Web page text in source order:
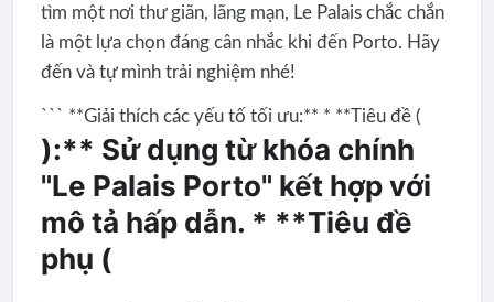
tìm một nơi thư giãn, lãng mạn, Le Palais chắc chắn
là một lựa chọn đáng cân nhắc khi đến Porto. Hãy
đến và tự mình trải nghiệm nhé!
``` **Giải thích các yếu tố tối ưu:** * **Tiêu đề (
):** Sử dụng từ khóa chính
"Le Palais Porto" kết hợp với
mô tả hấp dẫn. * **Tiêu đề
phụ (